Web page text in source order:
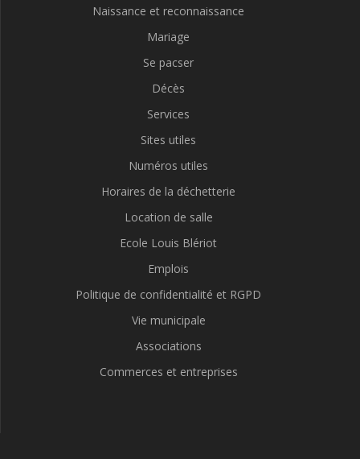
Naissance et reconnaissance
Mariage
Se pacser
Décès
Services
Sites utiles
Numéros utiles
Horaires de la déchetterie
Location de salle
Ecole Louis Blériot
Emplois
Politique de confidentialité et RGPD
Vie municipale
Associations
Commerces et entreprises